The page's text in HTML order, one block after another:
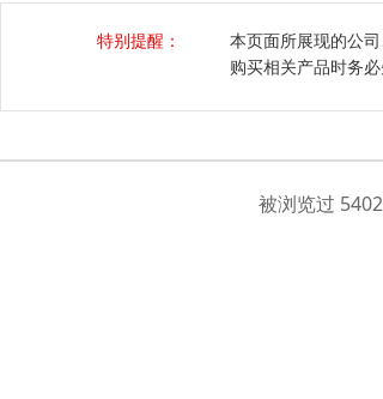
特别提醒：
本页面所展现的公
购买相关产品时务
被浏览过